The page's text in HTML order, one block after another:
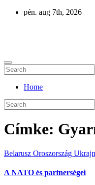
Skip
pén. aug 7th, 2026
Home
Címke:
Belarusz Oroszország
A NATO és partnerségei